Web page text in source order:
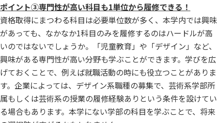
ポイント③専門性が高い科目も1単位から履修できる！
資格取得にまつわる科目は必要単位数が多く、本学内では興味
があっても、なかなか1科目のみを履修するのはハードルが高
いのではないでしょうか。「児童教育」や「デザイン」など、
興味がある専門性が高い分野も学ぶことができます。学びを広
げておくことで、例えば就職活動の時にも役立つことがありま
す。企業によっては、デザイン系職種の募集で、芸術系学部所
属もしくは芸術系の授業の履修経験ありという条件を設けてい
る場合もあります。本学にない学部の科目を学ぶことで、将来